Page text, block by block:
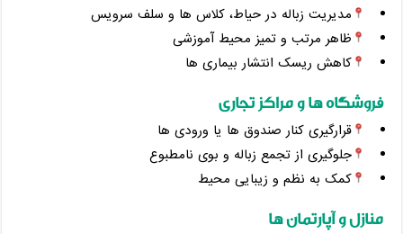
مدیریت زباله در حیاط، کلاس‌ ها و سلف سرویس
ظاهر مرتب و تمیز محیط آموزشی
کاهش ریسک انتشار بیماری ‌ها
فروشگاه ‌ها و مراکز تجاری
قرارگیری کنار صندوق ‌ها یا ورودی ‌ها
جلوگیری از تجمع زباله و بوی نامطبوع
کمک به نظم و زیبایی محیط
منازل و آپارتمان‌ ها